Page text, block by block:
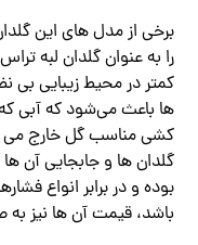
برخی از مدل های این
را به عنوان گلدان لبه
کمتر در محیط زیبایی بی
ها باعث می‌شود که آبی که
کشی مناسب گل خارج می‌
گلدان ها و جابجایی آن
بوده و در برابر انواع
باشد، قیمت آن ها نیز